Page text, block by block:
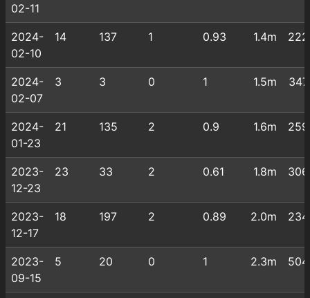
02-11
2024-
02-10
14 137 1 0.93 1.4m
2024-
02-07
3 3 0 1 1.5m
2024-
01-23
21 135 2 0.9 1.6m
2023-
12-23
23 33 2 0.61 1.8m
2023-
12-17
18 197 2 0.89 2.0m
2023-
09-15
5 20 0 1 2.3m